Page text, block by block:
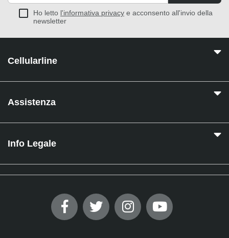
Ho letto l'informativa privacy e acconsento all'invio della
newsletter
Cellularline
Assistenza
Info Legale